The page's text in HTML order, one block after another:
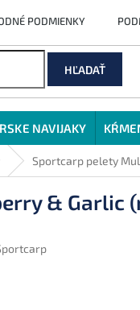
PODMIENKY
HĽADAŤ
NAVIJAKY
Sportcarp pelety
& Garlic